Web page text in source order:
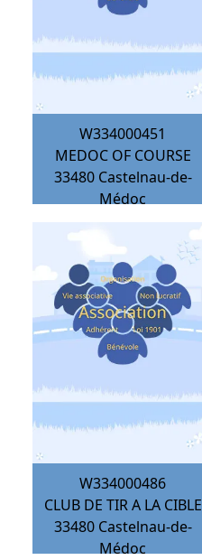
W334000451
MEDOC OF COURSE
33480 Castelnau-de-
Médoc
W334000486
CLUB DE TIR A LA CIBLE
33480 Castelnau-de-
Médoc